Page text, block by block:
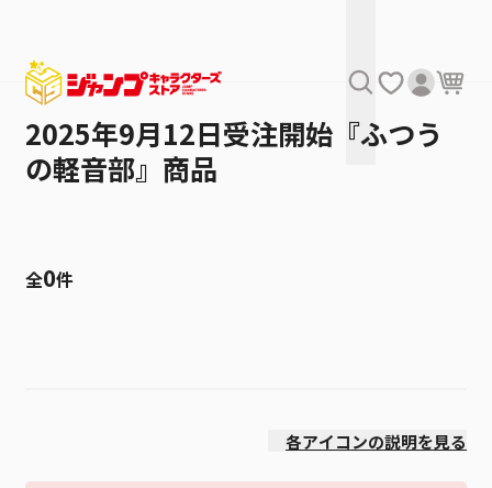
2025年9月12日受注開始『ふつう
の軽音部』商品
全0件
各アイコンの説明を見る